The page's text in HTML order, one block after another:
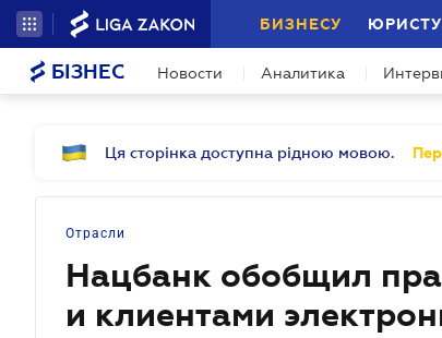
БИЗНЕСУ ЮРИСТУ
БІЗНЕС Новости Аналитика
Ця сторінка доступна рідною мовою.
Отрасли
Нацбанк обобщил
и клиентами